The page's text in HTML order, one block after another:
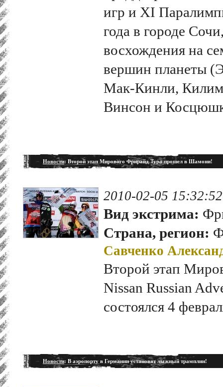
игр и XI
года в городе
восхождения на
вершин планеты
Мак-Кинли,
Винсон и
Новости: Второй этап Мирового Фрирайд Тура прошел в Шамони!
2010-02-05 15:32:52
Вид экстрима:
Страна, регион:
Савченко
Второй этап
Nissan Russian
состоялся 4
Новости: В аэропорту в Германии установят лыжный трамплин!